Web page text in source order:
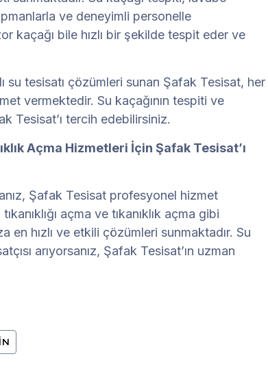
ve deneyimli personelle
kaçağı bile hızlı bir şekilde tespit eder ve
su tesisatı çözümleri sunan Şafak Tesisat, her
vermektedir. Su kaçağının tespiti ve
Tesisat’ı tercih edebilirsiniz.
Açma Hizmetleri İçin Şafak Tesisat’ı
Şafak Tesisat profesyonel hizmet
açma ve tıkanıklık açma gibi
en hızlı ve etkili çözümleri sunmaktadır. Su
arıyorsanız, Şafak Tesisat’ın uzman